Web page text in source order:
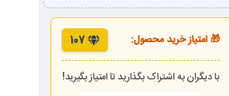
🎁 امتیاز خرید محصول: 107
با دیگران به اشتراک بگذارید تا امتیاز بگیرید!